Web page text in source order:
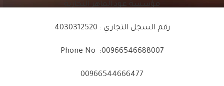
مؤسسة عود الماهر التجارية
رقم السجل التجاري : 4030312520
Phone No :00966546688007
00966544666477